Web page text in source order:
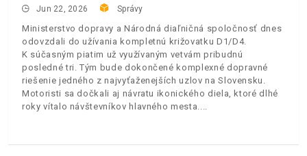
Jun 22, 2026 Správy
Ministerstvo dopravy a Národná diaľničná spoločnosť dnes
odovzdali do užívania kompletnú križovatku D1/D4.
K súčasným piatim už využívaným vetvám pribudnú
posledné tri. Tým bude dokončené komplexné dopravné
riešenie jedného z najvyťaženejších uzlov na Slovensku.
Motoristi sa dočkali aj návratu ikonického diela, ktoré dlhé
roky vítalo návštevníkov hlavného mesta.